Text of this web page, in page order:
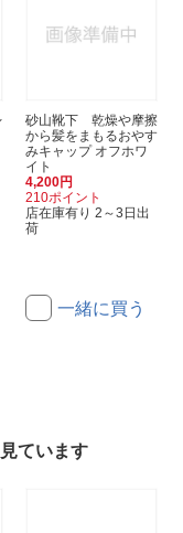
砂山靴下 乾燥や摩擦
から髪をまもるおやす
みキャップ オフホワ
イト
4,200円
210ポイント
店在庫有り 2～3日出
荷
一緒に買う
ています